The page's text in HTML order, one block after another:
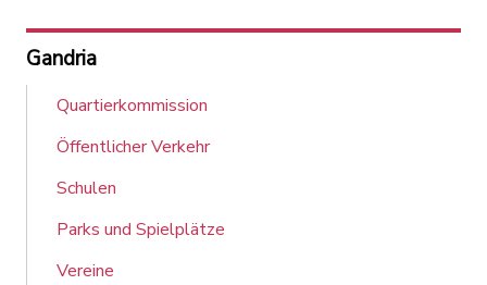
Gandria
Quartierkommission
Öffentlicher Verkehr
Schulen
Parks und Spielplätze
Vereine